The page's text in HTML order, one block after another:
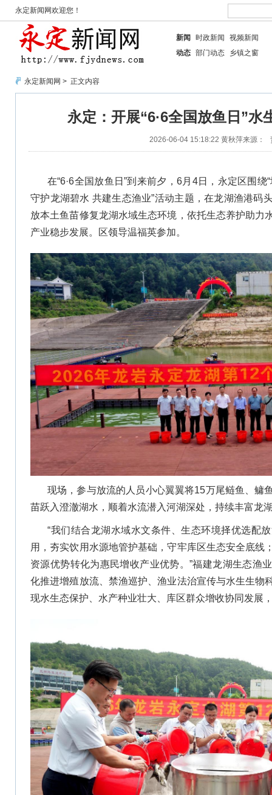
永定新闻网欢迎您！
新闻 时政新闻
视频新闻
动态 部门动态 乡镇之窗
永定新闻网 > 正文内容
永定：开展“6·6全国放鱼日”水
2026-06-04 15:18:22 黄秋萍来源：
在“6·6全国放鱼日”到来前夕，6月4日，永定区围
守护龙湖碧水 共建生态渔业”活动主题，在龙湖渔港码
放本土鱼苗修复龙湖水域生态环境，依托生态养护助力
产业稳步发展。区领导温福英参加。
现场，参与放流的人员小心翼翼将15万尾鲢鱼、鳙
苗跃入澄澈湖水，顺着水流潜入河湖深处，持续丰富龙
“我们结合龙湖水域水文条件、生态环境择优选配
用，夯实饮用水源地管护基础，守牢库区生态安全底线
资源优势转化为惠民增收产业优势。”福建龙湖生态渔
化推进增殖放流、禁渔巡护、渔业法治宣传与水生生物
现水生态保护、水产种业壮大、库区群众增收协同发展